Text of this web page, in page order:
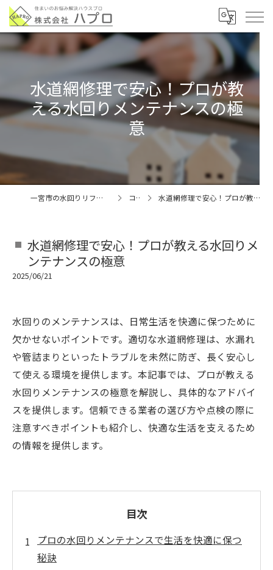
水道網修理で安心！プロが教
える水回りメンテナンスの極
意
一宮市の水回りリフォームなら株式会社ハプロ コラム 水道網修理で安心！プロが教える水回りメンテナンスの極意
水道網修理で安心！プロが教える水回りメ
ンテナンスの極意
2025/06/21
水回りのメンテナンスは、日常生活を快適に保つために
欠かせないポイントです。適切な水道網修理は、水漏れ
や管詰まりといったトラブルを未然に防ぎ、長く安心し
て使える環境を提供します。本記事では、プロが教える
水回りメンテナンスの極意を解説し、具体的なアドバイ
スを提供します。信頼できる業者の選び方や点検の際に
注意すべきポイントも紹介し、快適な生活を支えるため
の情報を提供します。
目次
プロの水回りメンテナンスで生活を快適に保つ
秘訣